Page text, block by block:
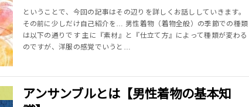
ということで、今回の記事はその辺りを詳しくお話ししていきます。
その前に少しだけ自己紹介を… 男性着物（着物全般）の季節での種類
は以下の通りです 主に『素材』と『仕立て方』によって種類が変わる
のですが、洋服の感覚でいうと…
アンサンブルとは【男性着物の基本知